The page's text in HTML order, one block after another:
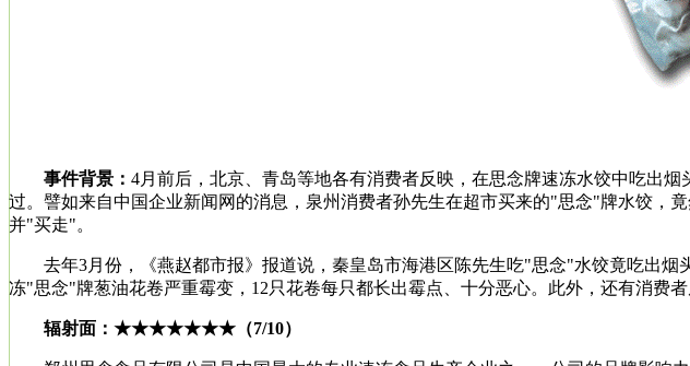
事件背景： 4月前后，北京、青岛等地各有消费者反映，在思念牌速冻水饺中吃出
过。譬如来自中国企业新闻网的消息，泉州消费者孙先生在超市买来的"思念"牌水饺，
并"买走"。
去年3月份，《燕赵都市报》报道说，秦皇岛市海港区陈先生吃"思念"水饺竟吃出烟
冻"思念"牌葱油花卷严重霉变，12只花卷每只都长出霉点、十分恶心。此外，还有消费
辐射面：★★★★★★★（7/10）